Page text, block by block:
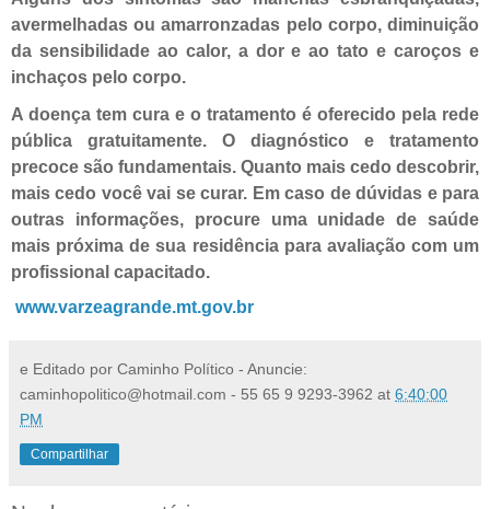
avermelhadas ou amarronzadas pelo corpo, diminuição
da sensibilidade ao calor, a dor e ao tato e caroços e
inchaços pelo corpo.
A doença tem cura e o tratamento é oferecido pela rede
pública gratuitamente. O diagnóstico e tratamento
precoce são fundamentais. Quanto mais cedo descobrir,
mais cedo você vai se curar. Em caso de dúvidas e para
outras informações, procure uma unidade de saúde
mais próxima de sua residência para avaliação com um
profissional capacitado.
www.varzeagrande.mt.gov.br
e Editado por Caminho Político - Anuncie:
caminhopolitico@hotmail.com - 55 65 9 9293-3962 at 6:40:00
PM
Compartilhar